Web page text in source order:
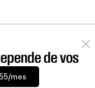
de vos
mes